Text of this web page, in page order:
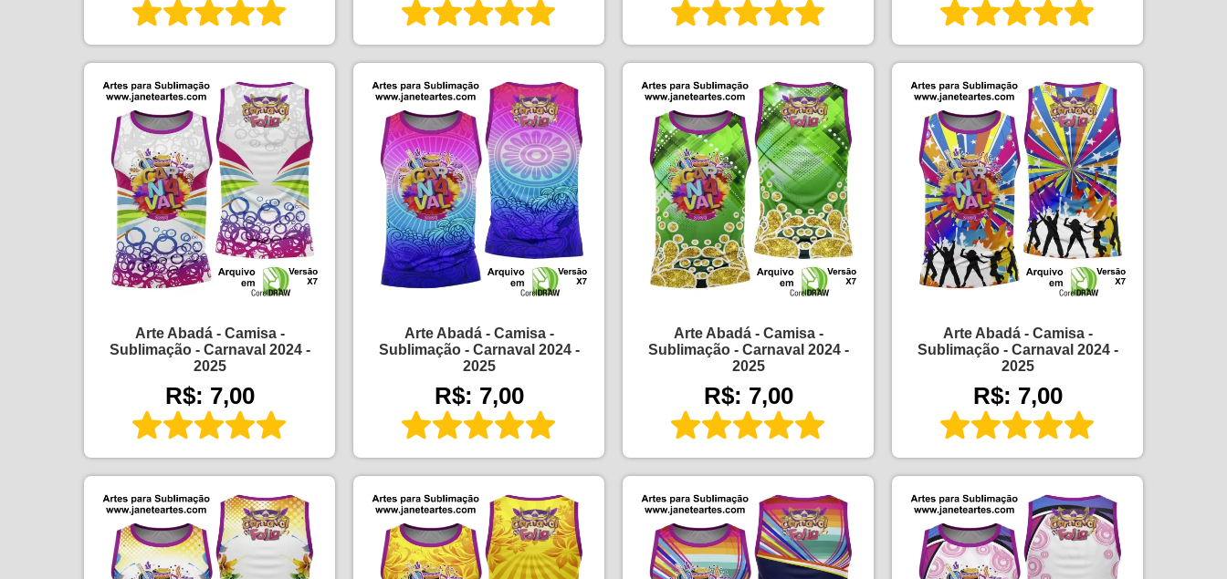
Arte Abadá - Camisa -
Sublimação - Carnaval 2024 -
2025
R$: 7,00
Arte Abadá - Camisa -
Sublimação - Carnaval 2024 -
2025
R$: 7,00
Arte Abadá - Camisa -
Sublimação - Carnaval 2024 -
2025
R$: 7,00
Arte Abadá - Camisa -
Sublimação - Carnaval 2024 -
2025
R$: 7,00